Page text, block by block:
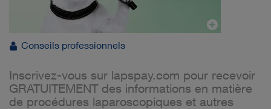
Conseils professionnels
Inscrivez-vous sur lapspay.com pour recevoir
GRATUITEMENT des informations en matière
de procédures laparoscopiques et autres